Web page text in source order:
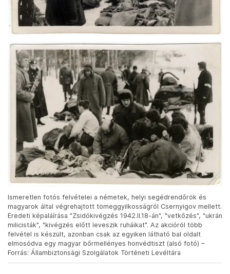
Ismeretlen fotós felvételei a németek, helyi segédrendőrök és
magyarok által végrehajtott tömeggyilkosságról Csernyigov mellett.
Eredeti képaláírása "Zsidókivégzés 1942.II.18-án", "vetkőzés", "ukrán
milicisták", "kivégzés előtt leveszik ruháikat". Az akcióról több
felvétel is készült, azonban csak az egyiken látható bal oldalt
elmosódva egy magyar bőrmellényes honvédtiszt (alsó fotó) –
Forrás: Állambiztonsági Szolgálatok Történeti Levéltára